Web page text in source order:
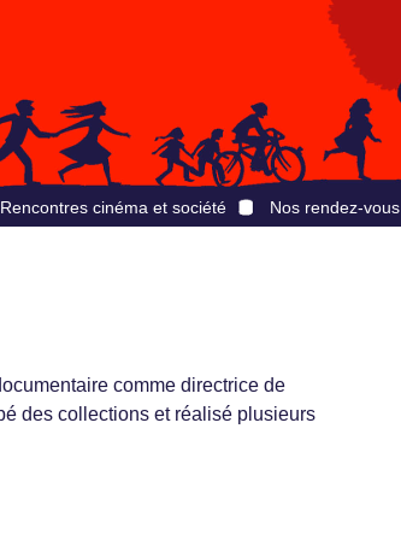
cinéma et société Nos rendez-vous
comme directrice de
des collections et réalisé plusieurs